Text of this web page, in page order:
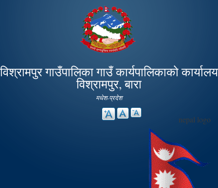
main
content
विश्रामपुर गाउँपालिका गाउँ कार्यपालिकाको कार्यालय
विश्रामपुर, बारा
मधेश-प्रदेश
nepal logo